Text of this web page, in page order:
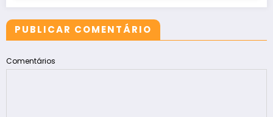
PUBLICAR COMENTÁRIO
Comentários